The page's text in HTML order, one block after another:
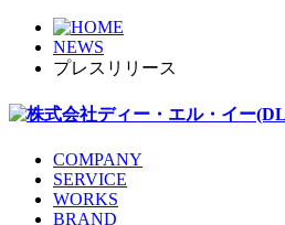
NEWS
プレスリリース
COMPANY
SERVICE
WORKS
BRAND